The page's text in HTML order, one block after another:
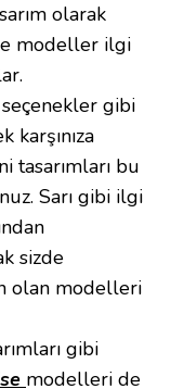
olarak
modeller ilgi
seçenekler gibi
karşınıza
tasarımları bu
Sarı gibi ilgi
sizde
olan modelleri
gibi
modelleri de